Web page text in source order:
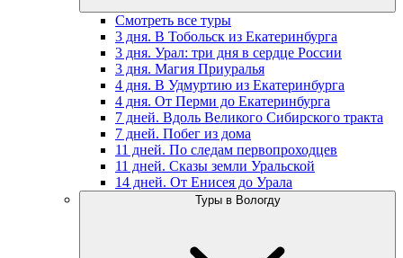
Смотреть все туры
3 дня. В Тобольск из Екатеринбурга
3 дня. Урал: три дня в сердце России
3 дня. Магия Приуралья
4 дня. В Удмуртию из Екатеринбурга
4 дня. От Перми до Екатеринбурга
7 дней. Вдоль Великого Сибирского тракта
7 дней. Побег из дома
11 дней. По следам первопроходцев
11 дней. Сказы земли Уральской
14 дней. От Енисея до Урала
Туры в Вологду